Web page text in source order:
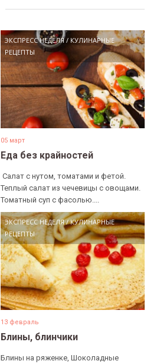
ЭКСПРЕСС НЕДЕЛЯ/ КУЛИНАРНЫЕ
РЕЦЕПТЫ
05 март
Еда без крайностей
​ Салат с нутом, томатами и фетой. ​
Теплый салат из чечевицы с овощами. ​
Томатный суп с фасолью....
ЭКСПРЕСС НЕДЕЛЯ/КУЛИНАРНЫЕ
РЕЦЕПТЫ
13 февраль
Блины, блинчики
Блины на ряженке, Шоколадные